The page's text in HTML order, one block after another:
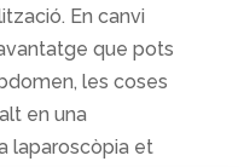
En canvi
que pots
les coses
en una
laparoscòpia et